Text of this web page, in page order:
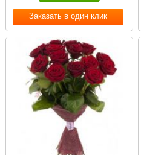
Заказать в один клик